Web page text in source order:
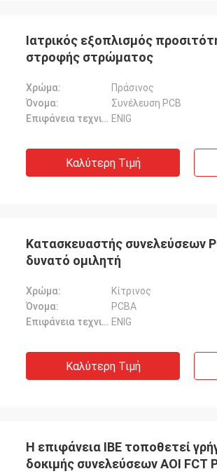
Ιατρικός εξοπλισμός
στροφής στρώματος
Χρώμα:
Πράσινος
Όνομα:
Συνέλευση PCB
Επιφάνεια τεχνική: ENIG
Καλύτερη Τιμή
Κατασκευαστής συνελεύσεων
δυνατό ομιλητή
Χρώμα:
Κίτρινος
Όνομα:
PCBA
Επιφάνεια τεχνική: ENIG
Καλύτερη Τιμή
Η επιφάνεια IBE τοποθετεί
δοκιμής συνελεύσεων AOI FCT